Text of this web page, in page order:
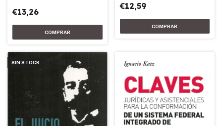
€13,26
€12,59
SIN STOCK